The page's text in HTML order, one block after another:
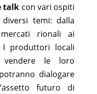
talk con vari ospiti
temi: dalla
rionali ai
I produttori locali
vendere le loro
dialogare
futuro di